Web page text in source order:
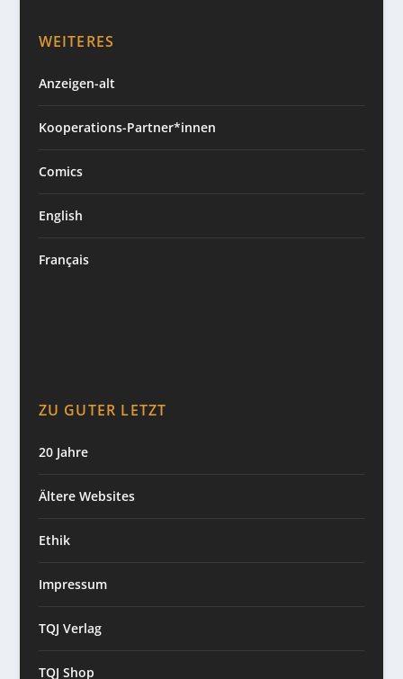
WEITERES
Anzeigen-alt
Kooperations-Partner*innen
Comics
English
Français
ZU GUTER LETZT
20 Jahre
Ältere Websites
Ethik
Impressum
TQJ Verlag
TQJ Shop